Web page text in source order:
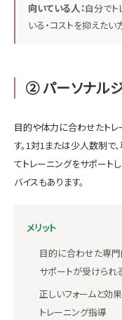
向いている人：自分でト
いる・コストを抑えたい
② パーソナル
目的や体力に合わせたト
す。1対1または少人数制で
てトレーニングをサポート
バイスもあります。
メリット
目的に合わせた専
サポートが受けられ
正しいフォームと効
トレーニング指導